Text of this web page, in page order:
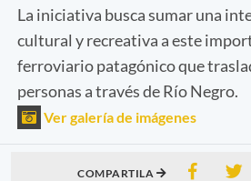
La iniciativa busca sumar una
cultural y recreativa a este
ferroviario patagónico que
personas a través de Río Negro.
Ver galería de imágenes
COMPARTILA